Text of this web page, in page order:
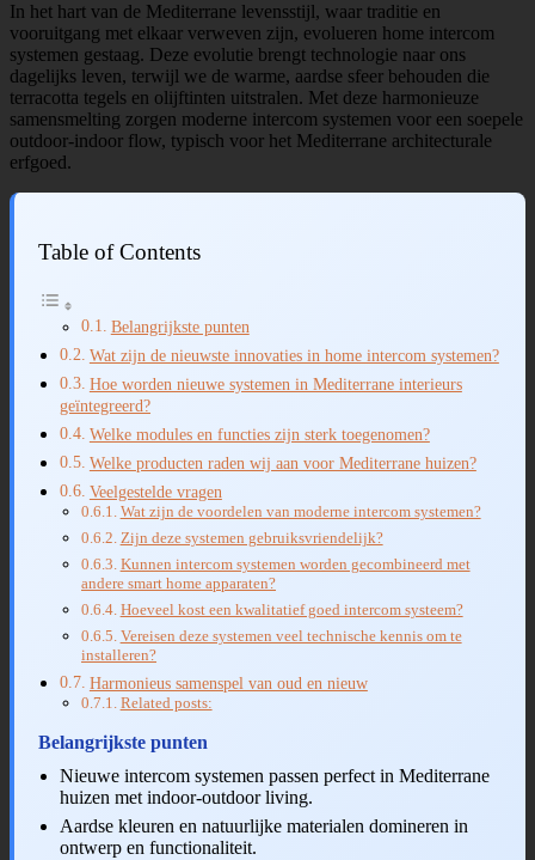
In het hart van de Mediterrane levensstijl, waar traditie en
vooruitgang met elkaar verweven zijn, evolueren home intercom
systemen gestaag. Deze evolutie brengt technologie naar ons
dagelijks leven, terwijl we de warme, aardse sfeer behouden die
terracotta tegels en olijftinten uitstralen. Met deze harmonieuze
samensmelting zorgen moderne intercom systemen voor een soepele
outdoor-indoor flow, typisch voor het Mediterrane architecturale
erfgoed.
Table of Contents
Belangrijkste punten
Wat zijn de nieuwste innovaties in home intercom systemen?
Hoe worden nieuwe systemen in Mediterrane interieurs
geïntegreerd?
Welke modules en functies zijn sterk toegenomen?
Welke producten raden wij aan voor Mediterrane huizen?
Veelgestelde vragen
Wat zijn de voordelen van moderne intercom systemen?
Zijn deze systemen gebruiksvriendelijk?
Kunnen intercom systemen worden gecombineerd met
andere smart home apparaten?
Hoeveel kost een kwalitatief goed intercom systeem?
Vereisen deze systemen veel technische kennis om te
installeren?
Harmonieus samenspel van oud en nieuw
Related posts:
Belangrijkste punten
Nieuwe intercom systemen passen perfect in Mediterrane
huizen met indoor-outdoor living.
Aardse kleuren en natuurlijke materialen domineren in
ontwerp en functionaliteit.